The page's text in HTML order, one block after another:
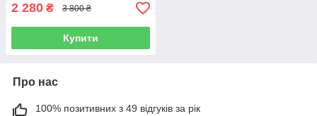
2 280 ₴ 3 800 ₴
Купити
Про нас
100% позитивних з 49 відгуків за рік